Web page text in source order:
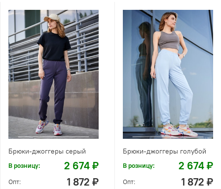
Брюки-джоггеры серый
В розницу: 2 674 ₽
Опт: 1 872 ₽
Брюки-джоггеры голубой
В розницу: 2 674 ₽
Опт: 1 872 ₽